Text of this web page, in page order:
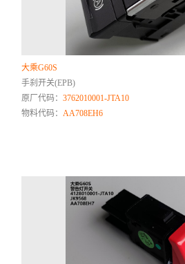
大乘G60S
手刹开关(EPB)
原厂代码：3762010001-JTA10
物料代码：AA708EH6